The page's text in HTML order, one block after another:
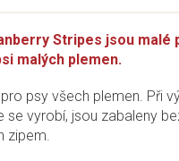
Stripes jsou
malých plemen.
psy všech plemen. Při
vyrobí, jsou zabaleny
zipem.